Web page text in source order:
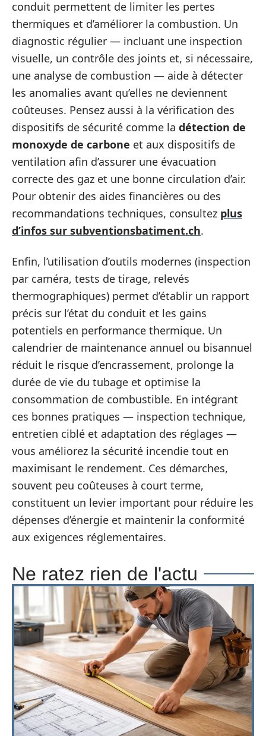
conduit permettent de limiter les pertes
thermiques et d’améliorer la combustion. Un
diagnostic régulier — incluant une inspection
visuelle, un contrôle des joints et, si nécessaire,
une analyse de combustion — aide à détecter
les anomalies avant qu’elles ne deviennent
coûteuses. Pensez aussi à la vérification des
dispositifs de sécurité comme la détection de
monoxyde de carbone et aux dispositifs de
ventilation afin d’assurer une évacuation
correcte des gaz et une bonne circulation d’air.
Pour obtenir des aides financières ou des
recommandations techniques, consultez plus
d’infos sur subventionsbatiment.ch.
Enfin, l’utilisation d’outils modernes (inspection
par caméra, tests de tirage, relevés
thermographiques) permet d’établir un rapport
précis sur l’état du conduit et les gains
potentiels en performance thermique. Un
calendrier de maintenance annuel ou bisannuel
réduit le risque d’encrassement, prolonge la
durée de vie du tubage et optimise la
consommation de combustible. En intégrant
ces bonnes pratiques — inspection technique,
entretien ciblé et adaptation des réglages —
vous améliorez la sécurité incendie tout en
maximisant le rendement. Ces démarches,
souvent peu coûteuses à court terme,
constituent un levier important pour réduire les
dépenses d’énergie et maintenir la conformité
aux exigences réglementaires.
Ne ratez rien de l'actu